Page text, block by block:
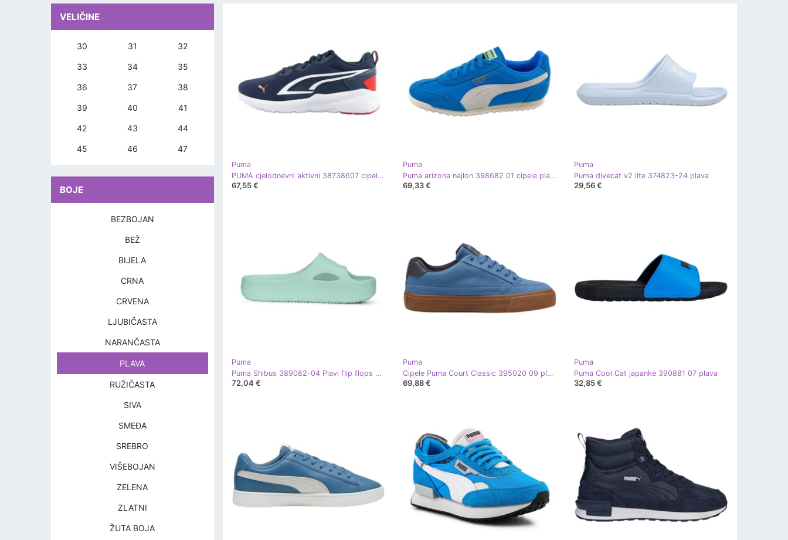
Puma
PUMA cjelodnevni aktivni 38738607 cipele plava
67,55 €
Puma
Puma arizona najlon 398682 01 cipele plava
69,33 €
Puma
Puma divecat v2 lite 374823-24 plava
29,56 €
Puma
Puma Shibus 389082-04 Plavi flip flops plava
72,04 €
Puma
Cipele Puma Court Classic 395020 09 plava
69,88 €
Puma
Puma Cool Cat japanke 390881 07 plava
32,85 €
VELIČINE
30 31 32
33 34 35
36 37 38
39 40 41
42 43 44
45 46 47
BOJE
BEZBOJAN
BEŽ
BIJELA
CRNA
CRVENA
LJUBIČASTA
NARANČASTA
PLAVA
RUŽIČASTA
SIVA
SMEĐA
SREBRO
VIŠEBOJAN
ZELENA
ZLATNI
ŽUTA BOJA